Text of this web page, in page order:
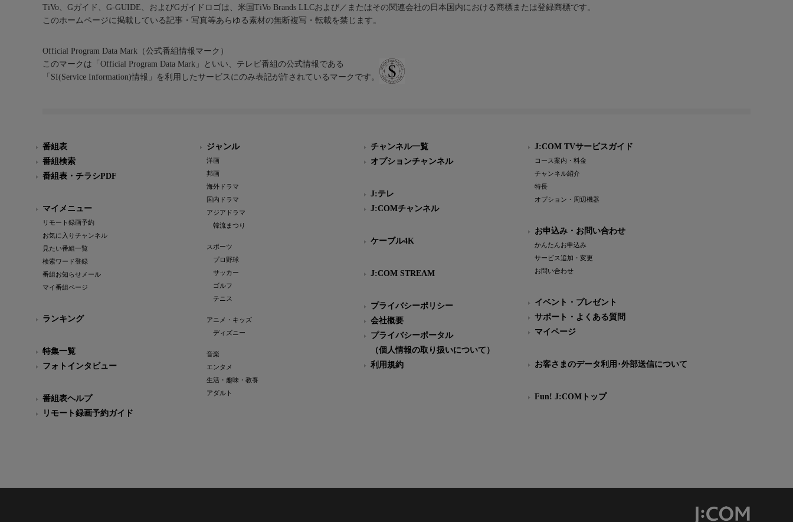
TiVo、Gガイド、G-GUIDE、およびGガイドロゴは、米国TiVo Brands LLCおよび／またはその関連会社の日本国内における商標または登録商標です。
このホームページに掲載している記事・写真等あらゆる素材の無断複写・転載を禁じます。
Official Program Data Mark（公式番組情報マーク）
このマークは「Official Program Data Mark」といい、テレビ番組の公式情報である
「SI(Service Information)情報」を利用したサービスにのみ表記が許されているマークです。
番組表
番組検索
番組表・チラシPDF
マイメニュー
リモート録画予約
お気に入りチャンネル
見たい番組一覧
検索ワード登録
番組お知らせメール
マイ番組ページ
ランキング
特集一覧
フォトインタビュー
番組表ヘルプ
リモート録画予約ガイド
ジャンル
洋画
邦画
海外ドラマ
国内ドラマ
アジアドラマ
韓流まつり
スポーツ
プロ野球
サッカー
ゴルフ
テニス
アニメ・キッズ
ディズニー
音楽
エンタメ
生活・趣味・教養
アダルト
チャンネル一覧
オプションチャンネル
J:テレ
J:COMチャンネル
ケーブル4K
J:COM STREAM
プライバシーポリシー
会社概要
プライバシーポータル
（個人情報の取り扱いについて）
利用規約
J:COM TVサービスガイド
コース案内・料金
チャンネル紹介
特長
オプション・周辺機器
お申込み・お問い合わせ
かんたんお申込み
サービス追加・変更
お問い合わせ
イベント・プレゼント
サポート・よくある質問
マイページ
お客さまのデータ利用･外部送信について
Fun! J:COMトップ